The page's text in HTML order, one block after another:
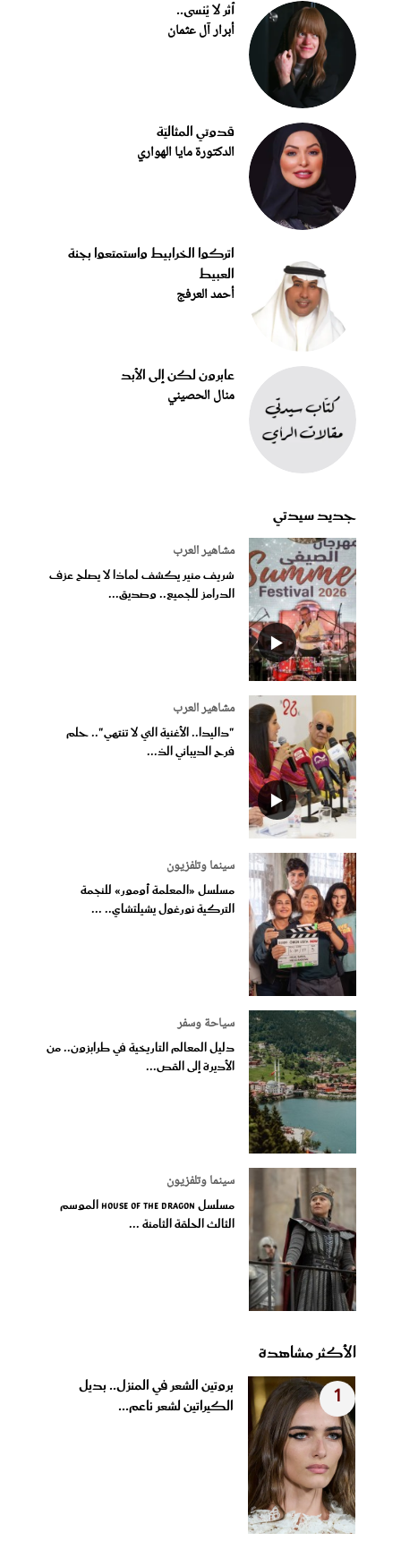
أثر لا يُنسى..
أبرار آل عثمان
قدوتي المثاليّة
الدكتورة مايا الهواري
اتركوا الخرابيط واستمتعوا بجنة
العبيط
أحمد العرفج
عابرون لكن إلى الأبد
منال الحصيني
جديد سيدتي
مشاهير العرب
شريف منير يكشف لماذا لا يصلح عزف
الدرامز للجميع.. وصديق...
مشاهير العرب
"داليدا.. الأغنية التي لا تنتهي".. حلم
فرح الديباني الذ...
سينما وتلفزيون
مسلسل «المعلمة أومور» للنجمة
التركية نورغول يشيلتشاي.. ...
سياحة وسفر
دليل المعالم التاريخية في طرابزون.. من
الأديرة إلى القص...
سينما وتلفزيون
مسلسل House of the Dragon الموسم
الثالث الحلقة الثامنة ...
الأكثر مشاهدة
1
بروتين الشعر في المنزل.. بديل
الكيراتين لشعر ناعم...